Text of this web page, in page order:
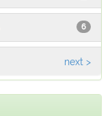
6
next >